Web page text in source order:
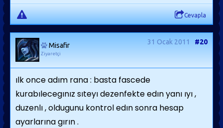
Cevapla
Misafir
Ziyaretçi
31 Ocak 2011 #20
ılk once adım rana : basta fascede
kurabılecegınız sıteyı dezenfekte edın yanı ıyı ,
duzenlı , oldugunu kontrol edın sonra hesap
ayarlarına gırın .